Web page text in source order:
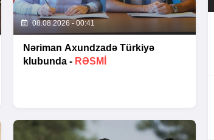
08.08.2026 - 00:41
Nəriman Axundzadə Türkiyə
klubunda - RƏSMİ